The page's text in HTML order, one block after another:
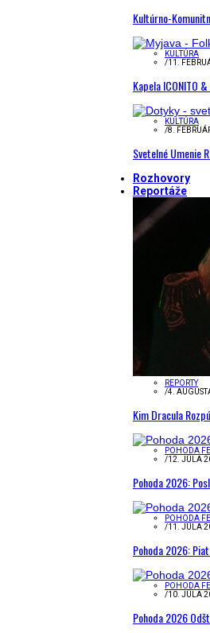
Kultúrno-
KULTÚRA
/11.
Kapela ICONITO
KULTÚRA
/8.
Svetelné Umenie
Rozhovory
Reportáže
REPORTY
/4.
Kim Dracula
POHODA
/12. JÚLA
Pohoda 2026:
POHODA
/11. JÚLA
Pohoda 2026:
POHODA
/10. JÚLA
Pohoda 2026